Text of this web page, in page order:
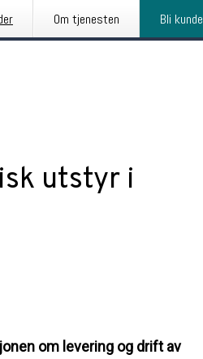
Om tjenesten Bli kunde
utstyr i
om levering og drift av